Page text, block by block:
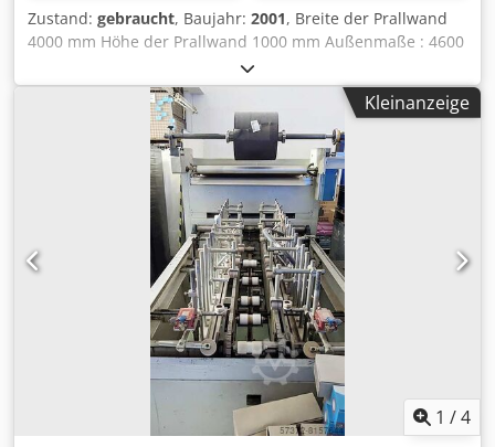
Zustand: gebraucht, Baujahr: 2001, Breite der Prallwand
4000 mm Höhe der Prallwand 1000 mm Außenmaße : 4600
x 1500 mm 2 x 1.5 kW Motore gesammt
Nennvolumenstrom 7000 m³/h rechts und links
Absaugstutzen mit 300 mm D Lagerort: Garbsen
Dodpfjvvizkex Acljck
Kleinanzeige
1 /4